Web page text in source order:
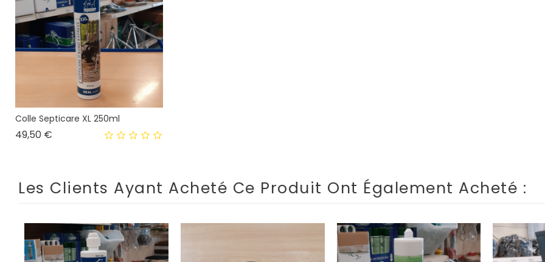
Colle Septicare XL 250ml
49,50 €
Les Clients Ayant Acheté Ce Produit Ont Également Acheté :